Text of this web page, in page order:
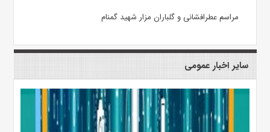
مراسم عطرافشانی و گلباران مزار شهید گمنام
سایر اخبار عمومی